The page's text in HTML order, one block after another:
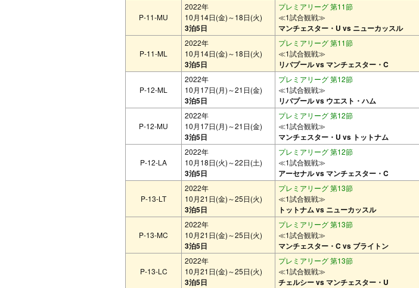
P-11-MU
2022年
10月14日(金)～18日(火)
3泊5日
プレミアリーグ 第11節
≪1試合観戦≫
マンチェスター・U vs ニューカッスル
P-11-ML
2022年
10月14日(金)～18日(火)
3泊5日
プレミアリーグ 第11節
≪1試合観戦≫
リバプール vs マンチェスター・C
P-12-ML
2022年
10月17日(月)～21日(金)
3泊5日
プレミアリーグ 第12節
≪1試合観戦≫
リバプール vs ウエスト・ハム
P-12-MU
2022年
10月17日(月)～21日(金)
3泊5日
プレミアリーグ 第12節
≪1試合観戦≫
マンチェスター・U vs トットナム
P-12-LA
2022年
10月18日(火)～22日(土)
3泊5日
プレミアリーグ 第12節
≪1試合観戦≫
アーセナル vs マンチェスター・C
P-13-LT
2022年
10月21日(金)～25日(火)
3泊5日
プレミアリーグ 第13節
≪1試合観戦≫
トットナム vs ニューカッスル
P-13-MC
2022年
10月21日(金)～25日(火)
3泊5日
プレミアリーグ 第13節
≪1試合観戦≫
マンチェスター・C vs ブライトン
P-13-LC
2022年
10月21日(金)～25日(火)
3泊5日
プレミアリーグ 第13節
≪1試合観戦≫
チェルシー vs マンチェスター・U